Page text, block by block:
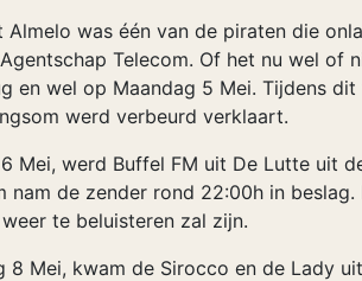
Almelo was één van de piraten die
Telecom. Of het nu wel of
en wel op Maandag 5 Mei. Tijdens
werd verbeurd verklaart.
Mei, werd Buffel FM uit De Lutte uit
nam de zender rond 22:00h in
te beluisteren zal zijn.
8 Mei, kwam de Sirocco en de Lady